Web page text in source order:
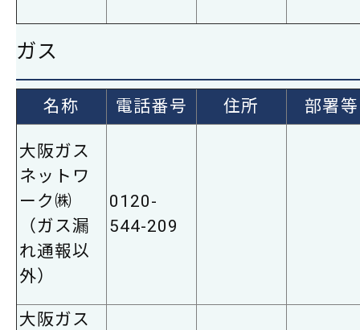
ガス
名称 電話番号 住所 部署等
大阪ガス
ネットワ
ーク㈱
（ガス漏
れ通報以
外）
0120-
544-209
大阪ガス